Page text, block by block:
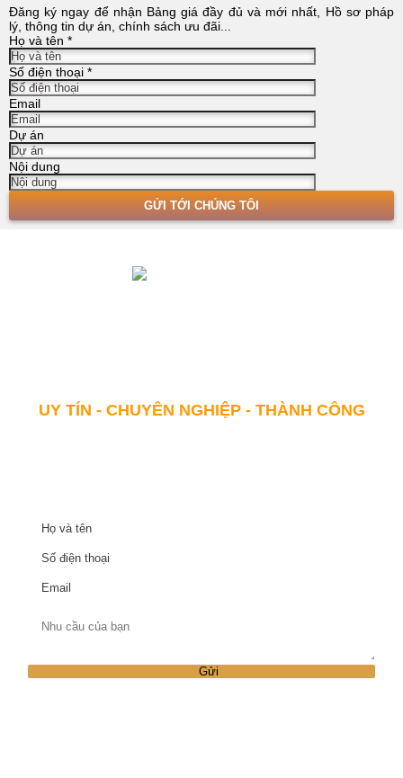
Đăng ký ngay để nhận Bảng giá đầy đủ và mới nhất, Hồ sơ pháp
lý, thông tin dự án, chính sách ưu đãi...
Họ và tên *
Số điện thoại *
Email
Dự án
Nội dung
UY TÍN - CHUYÊN NGHIỆP - THÀNH CÔNG